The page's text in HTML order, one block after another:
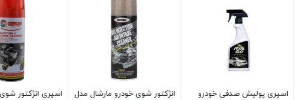
اسپری پولیش صدفی خودرو
انژکتور شوی خودرو مارشال مدل
اسپری انژکتور شوی